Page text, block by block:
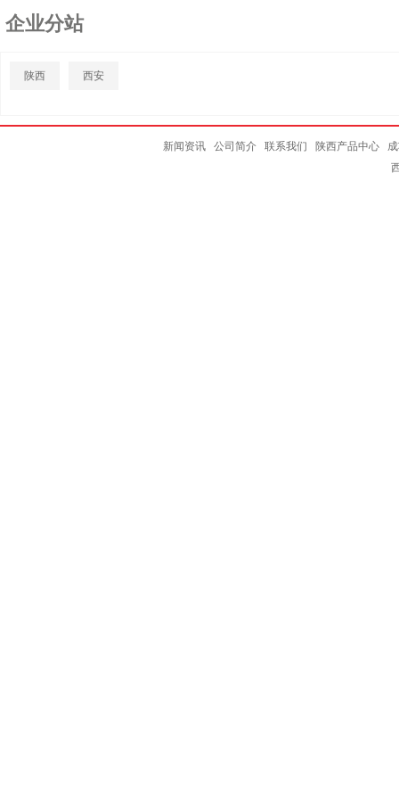
企业分站
陕西 西安
新闻资讯 公司简介 联系我们 陕西产品中心